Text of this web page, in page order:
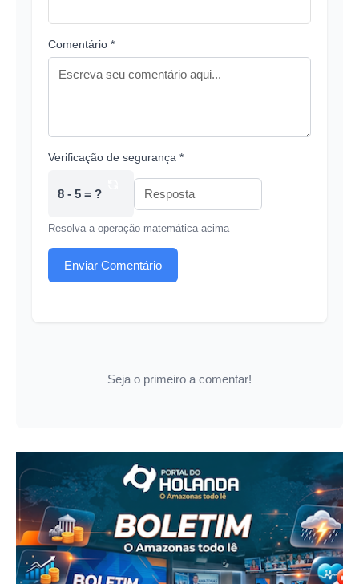
Comentário *
Verificação de segurança *
8 - 5 = ?
Resolva a operação matemática acima
Enviar Comentário
Seja o primeiro a comentar!